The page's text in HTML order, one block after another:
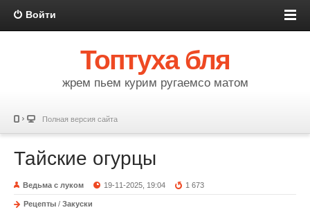
Войти
Топтуха бля
жрем пьем курим ругаемсо матом
Полная версия сайта
Тайские огурцы
Ведьма с луком 19-11-2025, 19:04 1 673
Рецепты / Закуски